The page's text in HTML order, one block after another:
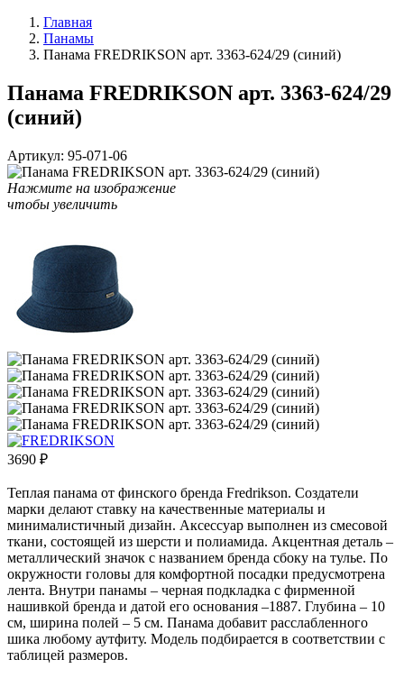
Главная
Панамы
Панама FREDRIKSON арт. 3363-624/29 (синий)
Панама FREDRIKSON арт. 3363-624/29
(синий)
Артикул: 95-071-06
Нажмите на изображение
чтобы увеличить
3690 ₽
Теплая панама от финского бренда Fredrikson. Создатели
марки делают ставку на качественные материалы и
минималистичный дизайн. Аксессуар выполнен из смесовой
ткани, состоящей из шерсти и полиамида. Акцентная деталь –
металлический значок с названием бренда сбоку на тулье. По
окружности головы для комфортной посадки предусмотрена
лента. Внутри панамы – черная подкладка с фирменной
нашивкой бренда и датой его основания –1887. Глубина – 10
см, ширина полей – 5 см. Панама добавит расслабленного
шика любому аутфиту. Модель подбирается в соответствии с
таблицей размеров.